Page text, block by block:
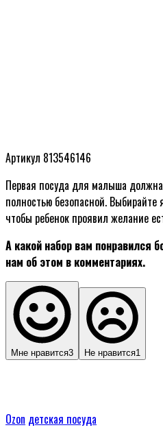
Артикул 813546146
Первая посуда для малыша
полностью безопасной.
чтобы ребенок проявил желание
А какой набор вам понравился
нам об этом в комментариях.
Мне нравится3 Не нравится1
Ozon детская посуда